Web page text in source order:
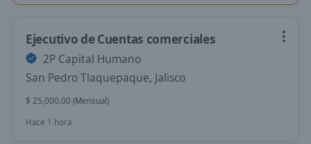
Ejecutivo de Cuentas comerciales
2P Capital Humano
San Pedro Tlaquepaque, Jalisco
$ 25,000.00 (Mensual)
Hace 1 hora